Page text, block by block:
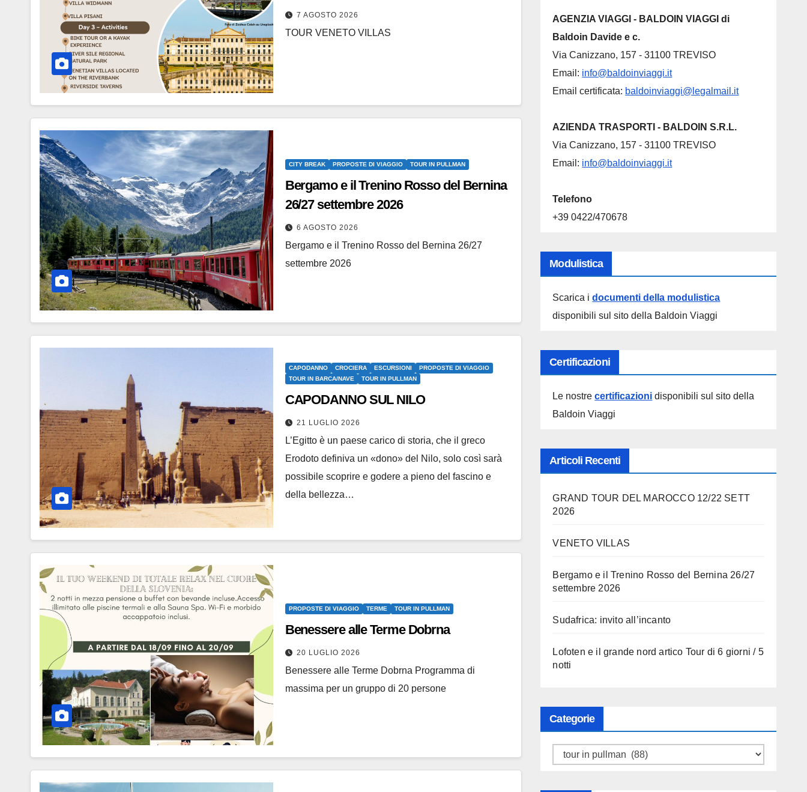
7 AGOSTO 2026
TOUR VENETO VILLAS
CITY BREAK PROPOSTE DI VIAGGIO TOUR IN PULLMAN
Bergamo e il Trenino Rosso del Bernina
26/27 settembre 2026
6 AGOSTO 2026
Bergamo e il Trenino Rosso del Bernina 26/27
settembre 2026
CAPODANNO CROCIERA ESCURSIONI
PROPOSTE DI VIAGGIO
TOUR IN BARCA/NAVE
TOUR IN PULLMAN
CAPODANNO SUL NILO
21 LUGLIO 2026
L’Egitto è un paese carico di storia, che il greco
Erodoto definiva un «dono» del Nilo, solo così sarà
possibile scoprire e godere a pieno del fascino e
della bellezza…
PROPOSTE DI VIAGGIO TERME TOUR IN PULLMAN
Benessere alle Terme Dobrna
20 LUGLIO 2026
Benessere alle Terme Dobrna Programma di
massima per un gruppo di 20 persone
AGENZIA VIAGGI - BALDOIN VIAGGI di
Baldoin Davide e c.
Via Canizzano, 157 - 31100 TREVISO
Email: info@baldoinviaggi.it
Email certificata: baldoinviaggi@legalmail.it
AZIENDA TRASPORTI - BALDOIN S.R.L.
Via Canizzano, 157 - 31100 TREVISO
Email: info@baldoinviaggi.it
Telefono
+39 0422/470678
Modulistica
Scarica idocumenti della modulistica
disponibili sul sito della Baldoin Viaggi
Certificazioni
Le nostrecertificazioni disponibili sul sito della
Baldoin Viaggi
Articoli Recenti
GRAND TOUR DEL MAROCCO 12/22 SETT
2026
VENETO VILLAS
Bergamo e il Trenino Rosso del Bernina 26/27
settembre 2026
Sudafrica: invito all’incanto
Lofoten e il grande nord artico Tour di 6 giorni / 5
notti
Categorie
Categorie